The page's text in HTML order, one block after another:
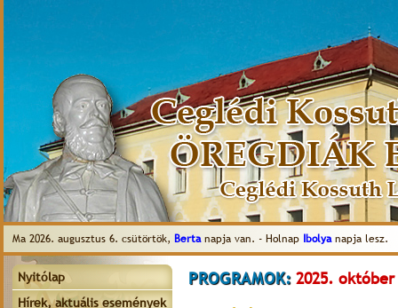
Ma 2026. augusztus 6. csütörtök, Bertanapja van. - Holnap Ibolyanapja lesz.
Nyitólap
Hírek, aktuális események
PROGRAMOK: 2025.